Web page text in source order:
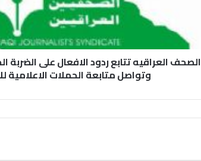
رئيس العراق
والشخصيات
العراقيين
الفوري عن
الصحف العراقيه تتابع ردود الافعال على الضربة
وتواصل متابعة الحملات الاعلامية